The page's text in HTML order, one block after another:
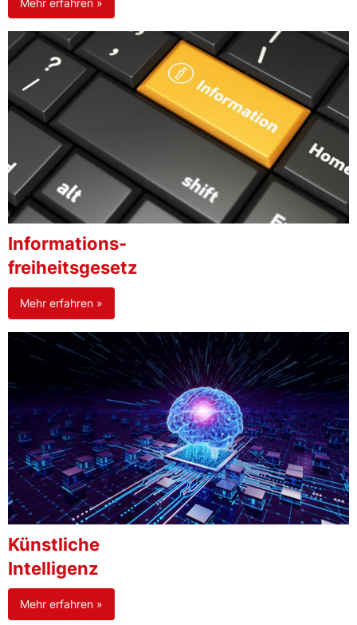
Informations-
freiheitsgesetz
Mehr erfahren »
Künstliche
Intelligenz
Mehr erfahren »